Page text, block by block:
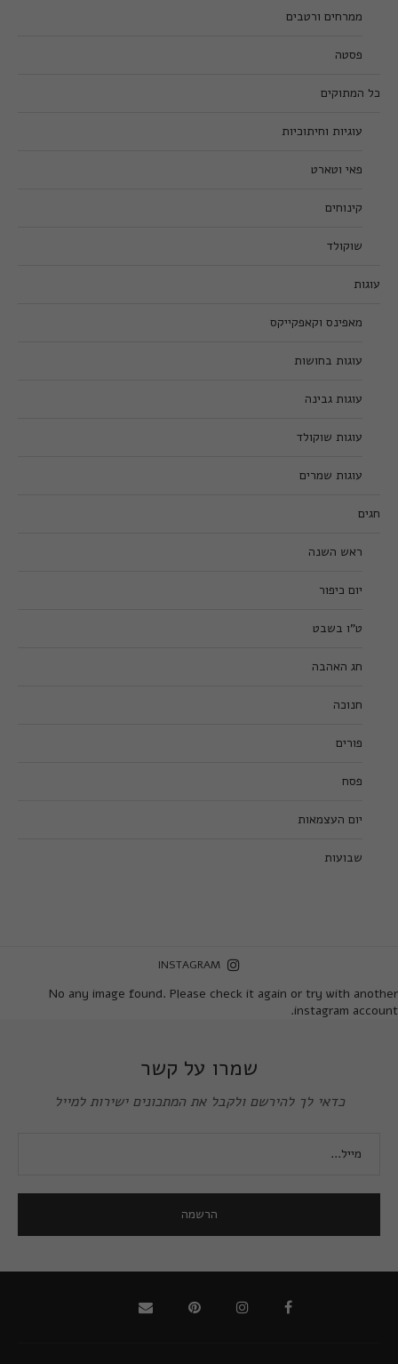
ממרחים ורטבים
פסטה
כל המתוקים
עוגיות וחיתוכיות
פאי וטארט
קינוחים
שוקולד
עוגות
מאפינס וקאפקייקס
עוגות בחושות
עוגות גבינה
עוגות שוקולד
עוגות שמרים
חגים
ראש השנה
יום כיפור
ט”ו בשבט
חג האהבה
חנוכה
פורים
פסח
יום העצמאות
שבועות
INSTAGRAM
No any image found. Please check it again or try with another
instagram account.
שמרו על קשר
כדאי לך להירשם ולקבל את המתכונים ישירות למייל